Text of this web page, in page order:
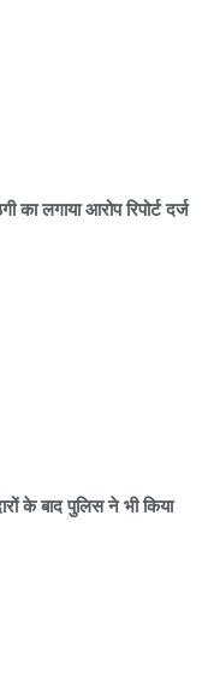
का लगाया आरोप रिपोर्ट दर्ज
के बाद पुलिस ने भी किया